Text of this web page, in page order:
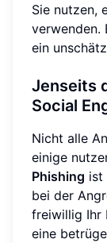
Sie nutzen,
verwenden.
ein
Jenseits
Social
Nicht alle
einige
Phishing ist
bei der
freiwillig Ihr
eine